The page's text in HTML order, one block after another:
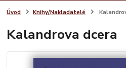
Úvod Knihy/Nakladatelé
Kalandrova dcera